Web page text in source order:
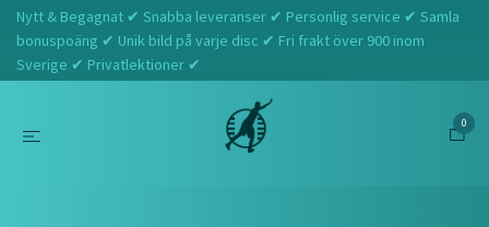
Nytt & Begagnat ✔ Snabba leveranser ✔ Personlig service ✔ Samla
bonuspoäng ✔ Unik bild på varje disc ✔ Fri frakt över 900 inom
Sverige ✔ Privatlektioner ✔
0